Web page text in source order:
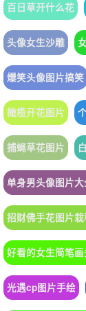
百日草开什么花
头像女生沙雕
爆笑头像图片搞笑
橄榄开花图片
捕蝇草花图片
单身男头像图片
招财佛手花图片
好看的女生简笔
光遇cp图片手绘